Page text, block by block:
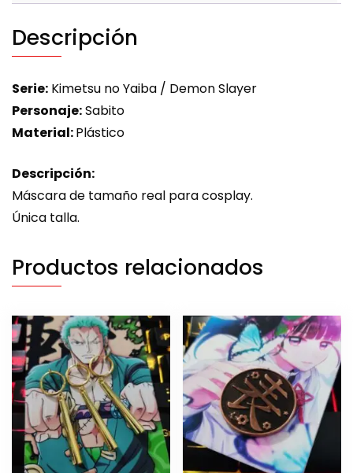
Descripción
Serie: Kimetsu no Yaiba / Demon Slayer
Personaje:Sabito
Material:Plástico
Descripción:
Máscara de tamaño real para cosplay.
Única talla.
Productos relacionados